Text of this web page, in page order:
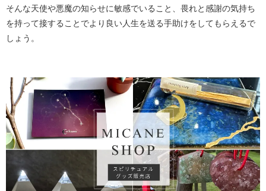
そんな天使や悪魔の知らせに敏感でいること、畏れと感謝の気持ち
を持って接することでより良い人生を送る手助けをしてもらえるで
しょう。